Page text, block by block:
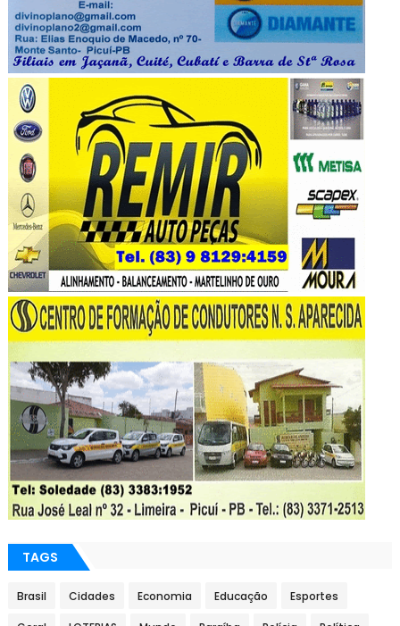
TAGS
Brasil Cidades Economia Educação Esportes